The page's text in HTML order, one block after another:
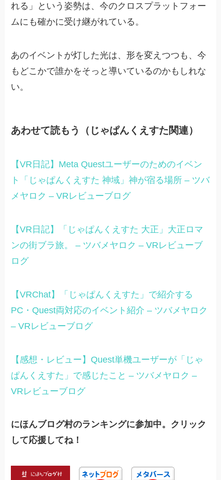
れる」という姿勢は、今のクロスプラットフォー
ムにも確かに受け継がれている。
あのイベントが灯した光は、形を変えつつも、今
もどこかで誰かをそっと導いているのかもしれな
い。
あわせて読もう（じゃぱんくえすた関連）
【VR日記】Meta Questユーザーのためのイベン
ト「じゃぱんくえすた 神域」神が宿る場所 – ツバ
メヤロク – VRレビューブログ
【VR日記】「じゃぱんくえすた 大正」大正ロマ
ンの街ブラ旅。 – ツバメヤロク – VRレビューブ
ログ
【VRChat】「じゃぱんくえすた」で紹介する
PC・Quest両対応のイベント紹介 – ツバメヤロク
– VRレビューブログ
【感想・レビュー】Quest単機ユーザーが「じゃ
ぱんくえすた」で感じたこと – ツバメヤロク –
VRレビューブログ
にほんブログ村のランキングに参加中。クリック
して応援してね！